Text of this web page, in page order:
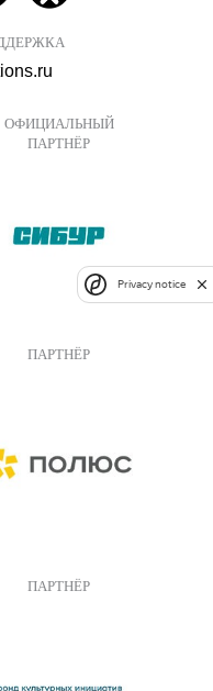
ОФИЦИАЛЬНЫЙ
ПАРТНЁР
ПАРТНЁР
ПАРТНЁР
Privacy notice